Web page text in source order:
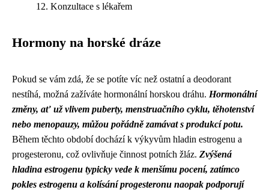
Konzultace s lékařem
Hormony na horské dráze
Pokud se vám zdá, že se potíte víc než ostatní a deodorant
nestíhá, možná zažíváte hormonální horskou dráhu. Hormonální
změny, ať už vlivem puberty, menstruačního cyklu, těhotenství
nebo menopauzy, můžou pořádně zamávat s produkcí potu.
Během těchto období dochází k výkyvům hladin estrogenu a
progesteronu, což ovlivňuje činnost potních žláz. Zvýšená
hladina estrogenu typicky vede k menšímu pocení, zatímco
pokles estrogenu a kolísání progesteronu naopak podporují